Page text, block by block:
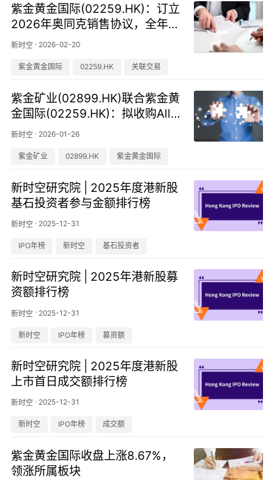
紫金黄金国际(02259.HK)：订立
2026年奥同克销售协议，全年上
限4吨黄金获联交所豁免币值上限
新时空 · 2026-02-20
紫金黄金国际 02259.HK 关联交易
紫金矿业(02899.HK)联合紫金黄
金国际(02259.HK)：拟收购Allie
d Gold 100%股权，交易对价约2
新时空 · 2026-01-26
紫金矿业 02899.HK 紫金黄金国际
新时空研究院 | 2025年度港新股
基石投资者参与金额排行榜
新时空 · 2025-12-31
IPO年榜 新时空 基石投资者
新时空研究院 | 2025年港新股募
资额排行榜
新时空 · 2025-12-31
新时空 IPO年榜 募资额
新时空研究院 | 2025年度港新股
上市首日成交额排行榜
新时空 · 2025-12-31
新时空 IPO年榜 成交额
紫金黄金国际收盘上涨8.67%，
领涨所属板块